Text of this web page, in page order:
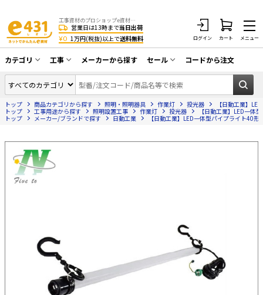
工事資材のプロショップe資材 CATV・アンテナ・防犯・光・LAN・電気・空調工事など
営業日は13時まで当日出荷
¥0 1万円(税抜)以上で送料無料 ログイン カート メニュー
カテゴリ
同軸ケーブル／テレビ用接栓／関連工具
アンテナ・取付金具・ブースター／CATV
部材類
防犯工事関連
HDMIケーブル・周辺機器／RCAケーブル
LANケーブル・コネクタ・関連資材/機器
ネットワーク機器
エアコン・換気扇・空調資材
工事
CATV・アンテナ工事
光工事・FTTH工事
太陽光発電工事
メーカーから探す セール
在庫一掃セール
コードから注文
トップ 商品カテゴリから探す 照明・照明器具 作業灯 投光器
【日動工業】
トップ
工事用途から探す 照明設置工事 作業灯 投光器
【日動工業】LED一体
トップ
メーカー/ブランドで探す 日動工業 【日動工業】LED一体型パイプライト40